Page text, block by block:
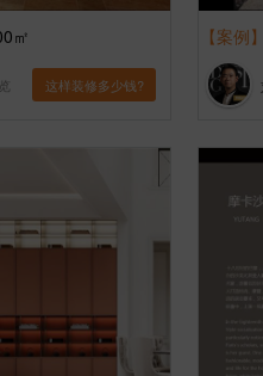
㎡
这样装修多少钱?
【案例